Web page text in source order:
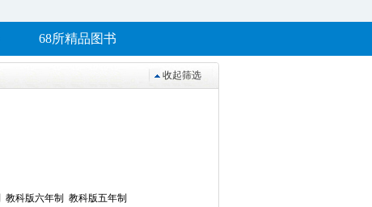
68所精品图书
收起筛选
教科版六年制
教科版五年制